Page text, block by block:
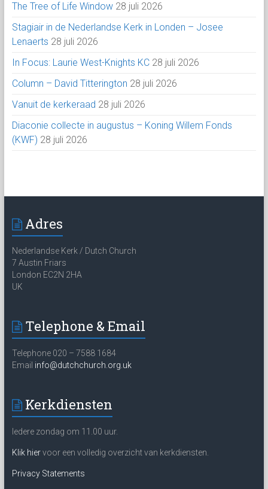
The Tree of Life Window 28 juli 2026
Stagiair in de Nederlandse Kerk in Londen – Josee
Lenaerts 28 juli 2026
In Focus: Laurie West-Knights KC 28 juli 2026
Column – David Titterington 28 juli 2026
Vanuit de kerkeraad 28 juli 2026
Diaconie collecte in augustus – Koning Willem Fonds
(KWF) 28 juli 2026
Adres
Nederlandse Kerk / Dutch Church
7 Austin Friars
London EC2N 2HA
UK
Telephone & Email
Telephone 020 – 7588 1684
Email info@dutchchurch.org.uk
Kerkdiensten
Iedere zondag om 11.00 uur.
Klik hiervoor een volledig overzicht van kerkdiensten.
Privacy Statements